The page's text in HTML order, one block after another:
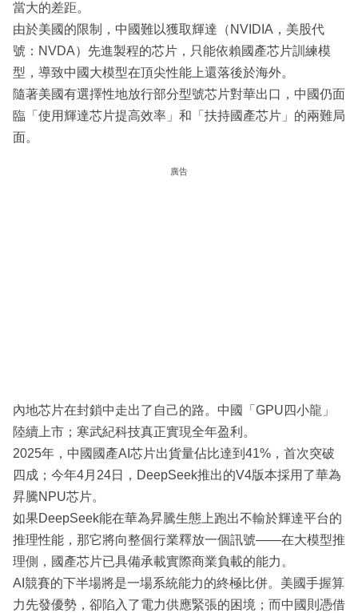
當大的差距。
由於美國的限制，中國難以獲取輝達（NVIDIA，美股代
號：NVDA）先進製程的芯片，只能依賴國產芯片訓練模
型，導致中國大模型在頂尖性能上還落後於海外。
隨著美國有選擇性地放行部分型號芯片對華出口，中國仍面
臨「使用輝達芯片提高效率」和「扶持國產芯片」的兩難局
面。
廣告
內地芯片在封鎖中走出了自己的路。中國「GPU四小龍」
陸續上市；寒武紀科技真正實現全年盈利。
2025年，中國國產AI芯片出貨量佔比達到41%，首次突破
四成；今年4月24日，DeepSeek推出的V4版本採用了華為
昇騰NPU芯片。
如果DeepSeek能在華為昇騰生態上跑出不輸於輝達平台的
推理性能，那它將向整個行業釋放一個訊號——在大模型推
理側，國產芯片已具備承載實際商業負載的能力。
AI競賽的下半場將是一場系統能力的終極比併。美國手握算
力先發優勢，卻陷入了電力供應緊張的困境；而中國則憑借